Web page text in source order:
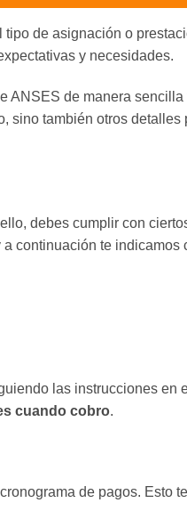
de asignación o
y necesidades.
ANSES de manera sencilla
sino también otros detalles
debes cumplir con
continuación te indicamos
las instrucciones en
cuando cobro.
de pagos. Esto